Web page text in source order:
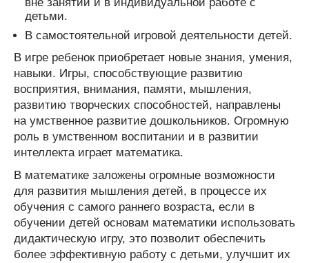
детьми.
В самостоятельной игровой деятельности детей.
В игре ребенок приобретает новые знания, умения,
навыки. Игры, способствующие развитию
восприятия, внимания, памяти, мышления,
развитию творческих способностей, направлены
на умственное развитие дошкольников. Огромную
роль в умственном воспитании и в развитии
интеллекта играет математика.
В математике заложены огромные возможности
для развития мышления детей, в процессе их
обучения с самого раннего возраста, если в
обучении детей основам математики использовать
дидактическую игру, это позволит обеспечить
более эффективную работу с детьми, улучшит их